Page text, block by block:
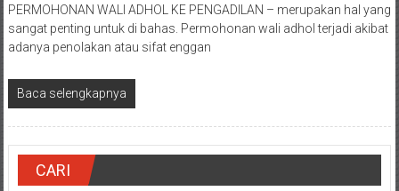
Konsultan
Hukum
Pajak/
Mediator/
Mediasi/
Yogyakarta/Jogja/
kalten/Solo/
PERMOHONAN WALI ADHOL KE PENGADILAN – merupakan hal yang
sangat penting untuk di bahas. Permohonan wali adhol terjadi akibat
adanya penolakan atau sifat enggan
Baca selengkapnya
CARI